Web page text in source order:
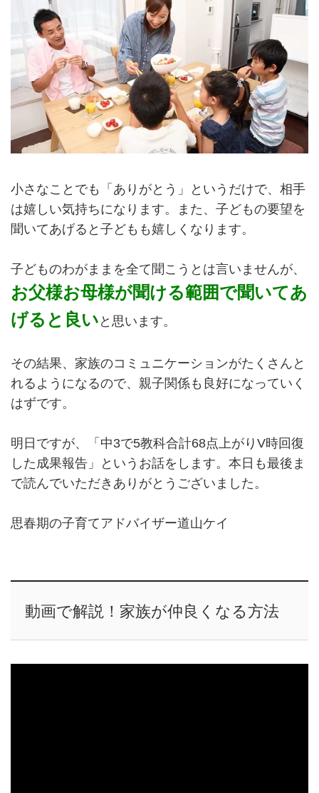
小さなことでも「ありがとう」というだけで、相手
は嬉しい気持ちになります。また、子どもの要望を
聞いてあげると子どもも嬉しくなります。
子どものわがままを全て聞こうとは言いませんが、
お父様お母様が聞ける範囲で聞いてあ
げると良い と思います。
その結果、家族のコミュニケーションがたくさんと
れるようになるので、親子関係も良好になっていく
はずです。
明日ですが、「中3で5教科合計68点上がりV時回復
した成果報告」というお話をします。本日も最後ま
で読んでいただきありがとうございました。
思春期の子育てアドバイザー道山ケイ
動画で解説！家族が仲良くなる方法